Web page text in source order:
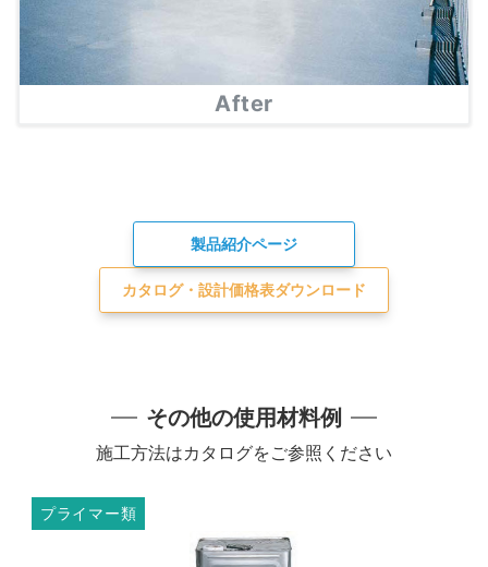
After
製品紹介ページ
カタログ・設計価格表ダウンロード
その他の使用材料例
施工方法はカタログをご参照ください
プライマー類